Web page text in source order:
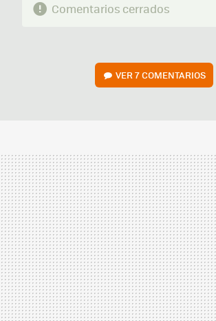
Comentarios cerrados
VER7 COMENTARIOS